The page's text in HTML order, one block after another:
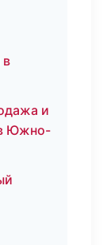
в
и
в Южно-